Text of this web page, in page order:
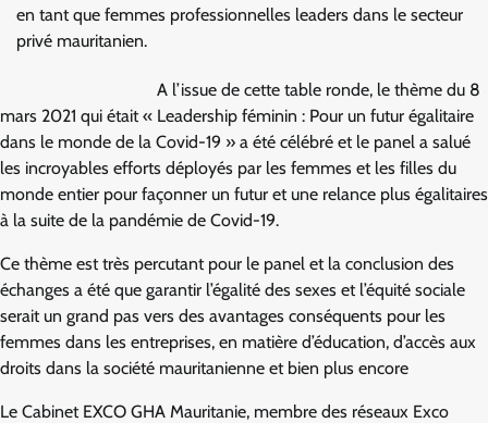
en tant que femmes professionnelles leaders dans le secteur
privé mauritanien.
A l’issue de cette table ronde, le thème du 8
mars 2021 qui était « Leadership féminin : Pour un futur égalitaire
dans le monde de la Covid-19 » a été célébré et le panel a salué
les incroyables efforts déployés par les femmes et les filles du
monde entier pour façonner un futur et une relance plus égalitaires
à la suite de la pandémie de Covid-19.
Ce thème est très percutant pour le panel et la conclusion des
échanges a été que garantir l’égalité des sexes et l’équité sociale
serait un grand pas vers des avantages conséquents pour les
femmes dans les entreprises, en matière d’éducation, d’accès aux
droits dans la société mauritanienne et bien plus encore
Le Cabinet EXCO GHA Mauritanie, membre des réseaux Exco